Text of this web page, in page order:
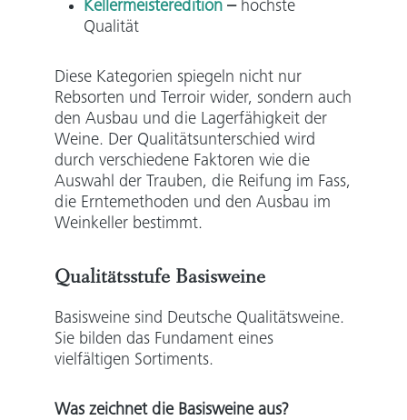
Kellermeisteredition – höchste
Qualität
Diese Kategorien spiegeln nicht nur
Rebsorten und Terroir wider, sondern auch
den Ausbau und die Lagerfähigkeit der
Weine. Der Qualitätsunterschied wird
durch verschiedene Faktoren wie die
Auswahl der Trauben, die Reifung im Fass,
die Erntemethoden und den Ausbau im
Weinkeller bestimmt.
Qualitätsstufe Basisweine
Basisweine sind Deutsche Qualitätsweine.
Sie bilden das Fundament eines
vielfältigen Sortiments.
Was zeichnet die Basisweine aus?